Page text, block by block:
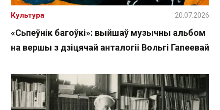
«Сьпеўнік багоўкі»: выйшаў музычны альбом
на вершы з дзіцячай анталогіі Вольгі Гапеевай
Культура 20.07.2026